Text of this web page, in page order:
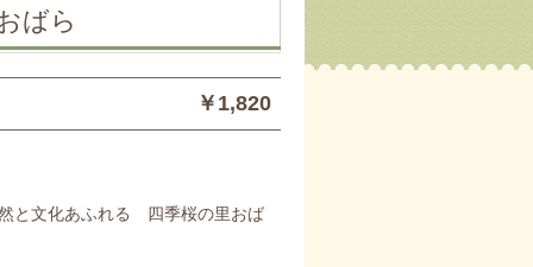
ばら
￥1,820
と文化あふれる 四季桜の里おば